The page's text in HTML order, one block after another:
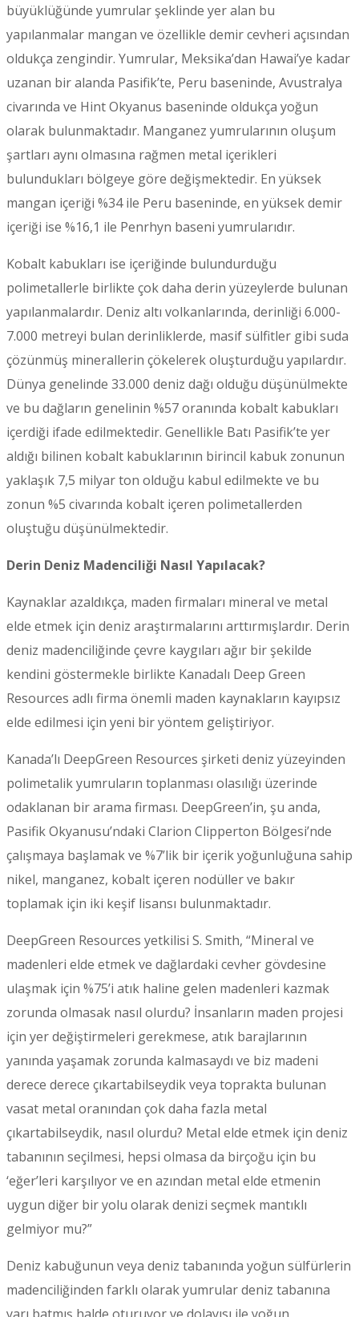
büyüklüğünde yumrular şeklinde yer alan bu
yapılanmalar mangan ve özellikle demir cevheri açısından
oldukça zengindir. Yumrular, Meksika’dan Hawai’ye kadar
uzanan bir alanda Pasifik’te, Peru baseninde, Avustralya
civarında ve Hint Okyanus baseninde oldukça yoğun
olarak bulunmaktadır. Manganez yumrularının oluşum
şartları aynı olmasına rağmen metal içerikleri
bulundukları bölgeye göre değişmektedir. En yüksek
mangan içeriği %34 ile Peru baseninde, en yüksek demir
içeriği ise %16,1 ile Penrhyn baseni yumrularıdır.
Kobalt kabukları ise içeriğinde bulundurduğu
polimetallerle birlikte çok daha derin yüzeylerde bulunan
yapılanmalardır. Deniz altı volkanlarında, derinliği 6.000-
7.000 metreyi bulan derinliklerde, masif sülfitler gibi suda
çözünmüş minerallerin çökelerek oluşturduğu yapılardır.
Dünya genelinde 33.000 deniz dağı olduğu düşünülmekte
ve bu dağların genelinin %57 oranında kobalt kabukları
içerdiği ifade edilmektedir. Genellikle Batı Pasifik’te yer
aldığı bilinen kobalt kabuklarının birincil kabuk zonunun
yaklaşık 7,5 milyar ton olduğu kabul edilmekte ve bu
zonun %5 civarında kobalt içeren polimetallerden
oluştuğu düşünülmektedir.
Derin Deniz Madenciliği Nasıl Yapılacak?
Kaynaklar azaldıkça, maden firmaları mineral ve metal
elde etmek için deniz araştırmalarını arttırmışlardır. Derin
deniz madenciliğinde çevre kaygıları ağır bir şekilde
kendini göstermekle birlikte Kanadalı Deep Green
Resources adlı firma önemli maden kaynakların kayıpsız
elde edilmesi için yeni bir yöntem geliştiriyor.
Kanada’lı DeepGreen Resources şirketi deniz yüzeyinden
polimetalik yumruların toplanması olasılığı üzerinde
odaklanan bir arama firması. DeepGreen’in, şu anda,
Pasifik Okyanusu’ndaki Clarion Clipperton Bölgesi’nde
çalışmaya başlamak ve %7’lik bir içerik yoğunluğuna sahip
nikel, manganez, kobalt içeren nodüller ve bakır
toplamak için iki keşif lisansı bulunmaktadır.
DeepGreen Resources yetkilisi S. Smith, “Mineral ve
madenleri elde etmek ve dağlardaki cevher gövdesine
ulaşmak için %75’i atık haline gelen madenleri kazmak
zorunda olmasak nasıl olurdu? İnsanların maden projesi
için yer değiştirmeleri gerekmese, atık barajlarının
yanında yaşamak zorunda kalmasaydı ve biz madeni
derece derece çıkartabilseydik veya toprakta bulunan
vasat metal oranından çok daha fazla metal
çıkartabilseydik, nasıl olurdu? Metal elde etmek için deniz
tabanının seçilmesi, hepsi olmasa da birçoğu için bu
‘eğer’leri karşılıyor ve en azından metal elde etmenin
uygun diğer bir yolu olarak denizi seçmek mantıklı
gelmiyor mu?”
Deniz kabuğunun veya deniz tabanında yoğun sülfürlerin
madenciliğinden farklı olarak yumrular deniz tabanına